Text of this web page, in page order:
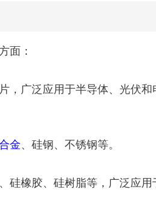
面：
，广泛应用于半导体、光伏和
金、硅钢、不锈钢等。
硅橡胶、硅树脂等，广泛应用